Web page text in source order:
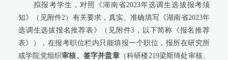
拟报考学生，对照《湖南省2023年选调生选拔报考须
知》（见附件2）有关要求，真实、准确填写《湖南省2023年
选调生选拔报名推荐表》（见附件3，以下简称《报名推荐
表》），在报考职位栏内只能填报一个职位， 报所在研究所
或学院党组织审核、签字并盖章（科研楼219梁斯琦处审核、